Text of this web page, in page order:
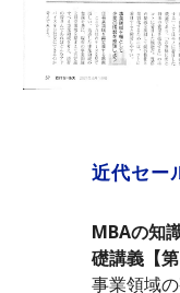
近代セー
MBAの知
礎講義【第
事業領域